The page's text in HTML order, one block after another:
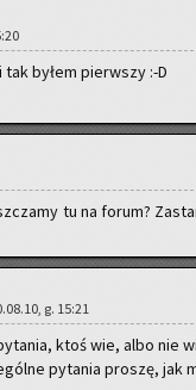
tak byłem pierw­szy :-D
tu na forum?
g. 15:21
ktoś wie, albo nie
py­ta­nia pro­szę, jak